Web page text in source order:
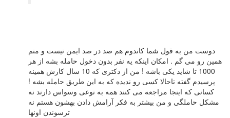
دوست من به قول شما کاندوم هم صد در صد ایمن نیست و منم
همین رو می گم . امکان اینکه یه نفر بدون دخول حامله بشه از هر
1000 تا شاید یکی باشه ! من از دکتری که 10 سال کارش همینه
پرسیدم گفته تاحالا کسی رو ندیده که به این طریق حامله بشه !
کسانی که اینجا مراجعه می کنند همه به نوعی وسواس دارند نه
مشکل حاملگی و من بیشتر به فکر آرامش دادن بهشون هستم نه
ترسوندن اونها